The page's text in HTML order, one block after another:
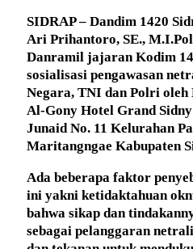
SIDRAP – Dandim 1420
Ari Prihantoro, SE.,
Danramil jajaran Kodim
sosialisasi pengawasan
Negara, TNI dan Polri
Al-Gony Hotel Grand
Junaid No. 11 Kelurahan
Maritangngae Kabupaten
Ada beberapa faktor
ini yakni ketidaktahuan
bahwa sikap dan
sebagai pelanggaran